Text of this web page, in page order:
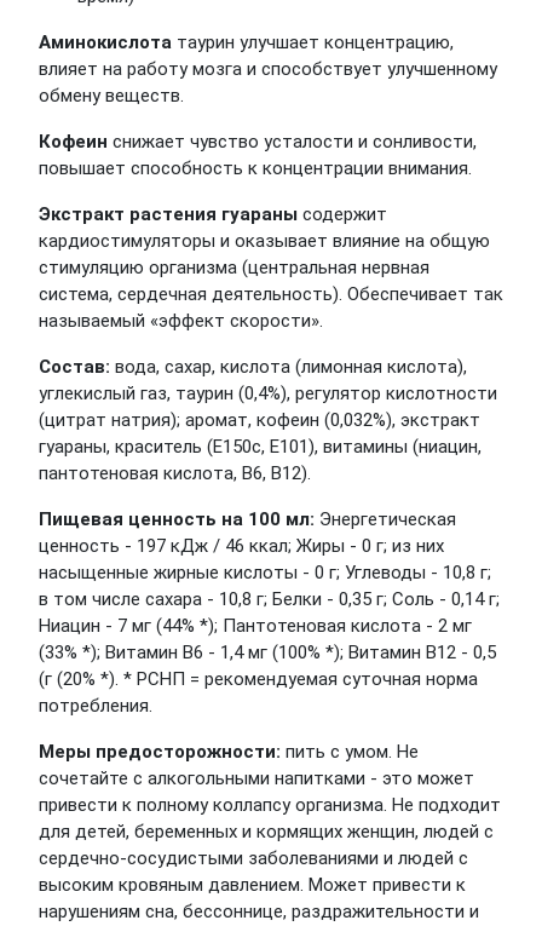
Аминокислота таурин улучшает концентрацию,
влияет на работу мозга и способствует улучшенному
обмену веществ.
Кофеин снижает чувство усталости и сонливости,
повышает способность к концентрации внимания.
Экстракт растения гуараны содержит
кардиостимуляторы и оказывает влияние на общую
стимуляцию организма (центральная нервная
система, сердечная деятельность). Обеспечивает так
называемый «эффект скорости».
Состав: вода, сахар, кислота (лимонная кислота),
углекислый газ, таурин (0,4%), регулятор кислотности
(цитрат натрия); аромат, кофеин (0,032%), экстракт
гуараны, краситель (E150c, E101), витамины (ниацин,
пантотеновая кислота, B6, B12).
Пищевая ценность на 100 мл: Энергетическая
ценность - 197 кДж / 46 ккал; Жиры - 0 г; из них
насыщенные жирные кислоты - 0 г; Углеводы - 10,8 г;
в том числе сахара - 10,8 г; Белки - 0,35 г; Соль - 0,14 г;
Ниацин - 7 мг (44% *); Пантотеновая кислота - 2 мг
(33% *); Витамин B6 - 1,4 мг (100% *); Витамин B12 - 0,5
(г (20% *). * РСНП = рекомендуемая суточная норма
потребления.
Меры предосторожности: пить с умом. Не
сочетайте с алкогольными напитками - это может
привести к полному коллапсу организма. Не подходит
для детей, беременных и кормящих женщин, людей с
сердечно-сосудистыми заболеваниями и людей с
высоким кровяным давлением. Может привести к
нарушениям сна, бессоннице, раздражительности и